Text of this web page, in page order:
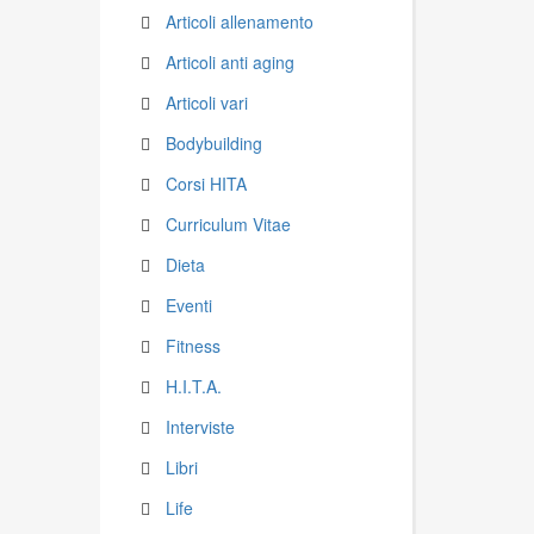
Articoli allenamento
Articoli anti aging
Articoli vari
Bodybuilding
Corsi HITA
Curriculum Vitae
Dieta
Eventi
Fitness
H.I.T.A.
Interviste
Libri
Life